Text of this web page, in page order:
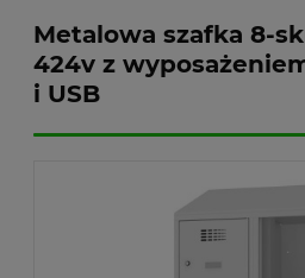
Metalowa szafka 8-
424v z
i USB